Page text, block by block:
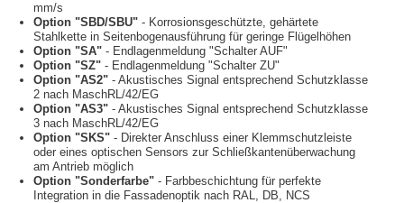
mm/s
Option "SBD/SBU" - Korrosionsgeschützte, gehärtete
Stahlkette in Seitenbogenausführung für geringe Flügelhöhen
Option "SA" - Endlagenmeldung "Schalter AUF"
Option "SZ" - Endlagenmeldung "Schalter ZU"
Option "AS2" - Akustisches Signal entsprechend Schutzklasse
2 nach MaschRL/42/EG
Option "AS3" - Akustisches Signal entsprechend Schutzklasse
3 nach MaschRL/42/EG
Option "SKS" - Direkter Anschluss einer Klemmschutzleiste
oder eines optischen Sensors zur Schließkantenüberwachung
am Antrieb möglich
Option "Sonderfarbe" - Farbbeschichtung für perfekte
Integration in die Fassadenoptik nach RAL, DB, NCS